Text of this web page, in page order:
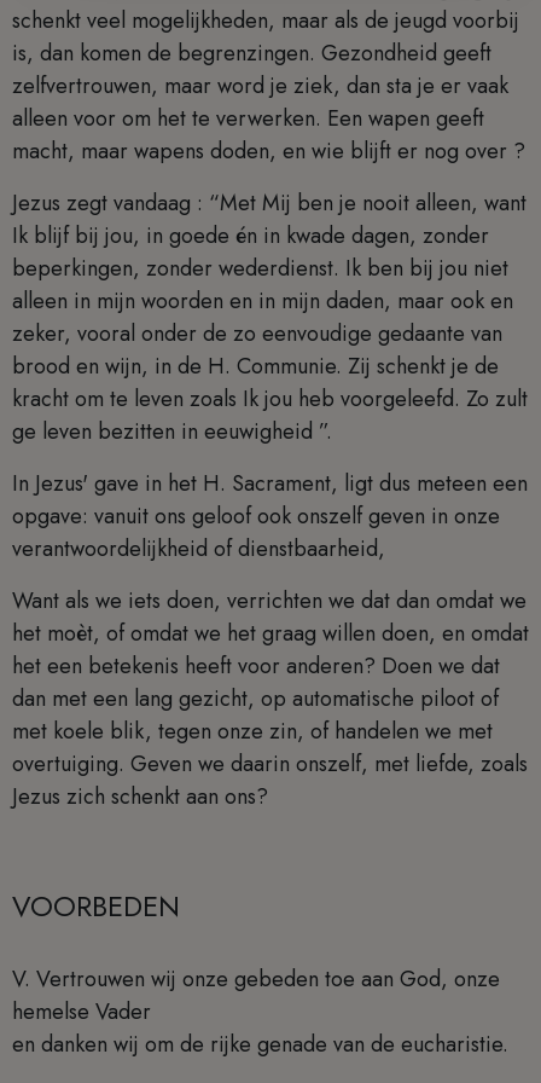
schenkt veel mogelijkheden, maar als de jeugd voorbij
is, dan komen de begrenzingen. Gezondheid geeft
zelfvertrouwen, maar word je ziek, dan sta je er vaak
alleen voor om het te verwerken. Een wapen geeft
macht, maar wapens doden, en wie blijft er nog over ?
Jezus zegt vandaag : “Met Mij ben je nooit alleen, want
Ik blijf bij jou, in goede én in kwade dagen, zonder
beperkingen, zonder wederdienst. Ik ben bij jou niet
alleen in mijn woorden en in mijn daden, maar ook en
zeker, vooral onder de zo eenvoudige gedaante van
brood en wijn, in de H. Communie. Zij schenkt je de
kracht om te leven zoals Ik jou heb voorgeleefd. Zo zult
ge leven bezitten in eeuwigheid ”.
In Jezus' gave in het H. Sacrament, ligt dus meteen een
opgave: vanuit ons geloof ook onszelf geven in onze
verantwoordelijkheid of dienstbaarheid,
Want als we iets doen, verrichten we dat dan omdat we
het moèt, of omdat we het graag willen doen, en omdat
het een betekenis heeft voor anderen? Doen we dat
dan met een lang gezicht, op automatische piloot of
met koele blik, tegen onze zin, of handelen we met
overtuiging. Geven we daarin onszelf, met liefde, zoals
Jezus zich schenkt aan ons?
VOORBEDEN
V. Vertrouwen wij onze gebeden toe aan God, onze
hemelse Vader
en danken wij om de rijke genade van de eucharistie.